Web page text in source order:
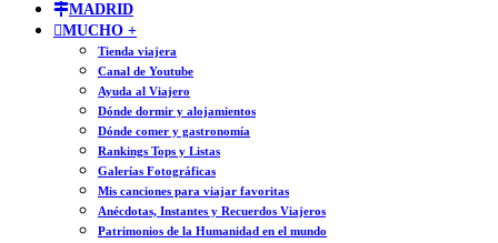
MADRID
MUCHO +
Tienda viajera
Canal de Youtube
Ayuda al Viajero
Dónde dormir y alojamientos
Dónde comer y gastronomía
Rankings Tops y Listas
Galerías Fotográficas
Mis canciones para viajar favoritas
Anécdotas, Instantes y Recuerdos Viajeros
Patrimonios de la Humanidad en el mundo